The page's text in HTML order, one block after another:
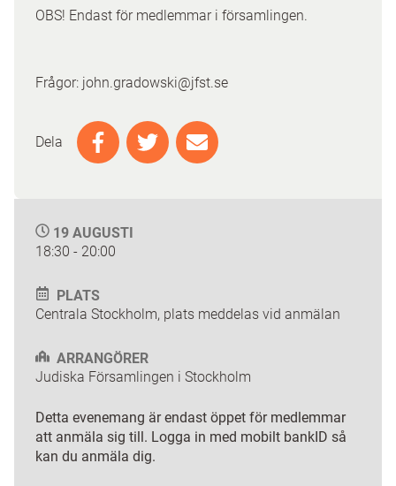
OBS! Endast för medlemmar i församlingen.
Frågor: john.gradowski@jfst.se
Dela
19 AUGUSTI
18:30 - 20:00
PLATS
Centrala Stockholm, plats meddelas vid anmälan
ARRANGÖRER
Judiska Församlingen i Stockholm
Detta evenemang är endast öppet för medlemmar
att anmäla sig till. Logga in med mobilt bankID så
kan du anmäla dig.